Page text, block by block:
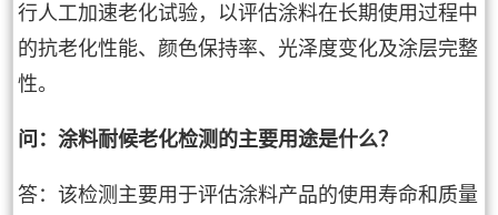
行人工加速老化试验，以评估涂料在长期使用过程中
的抗老化性能、颜色保持率、光泽度变化及涂层完整
性。
问：涂料耐候老化检测的主要用途是什么？
答：该检测主要用于评估涂料产品的使用寿命和质量